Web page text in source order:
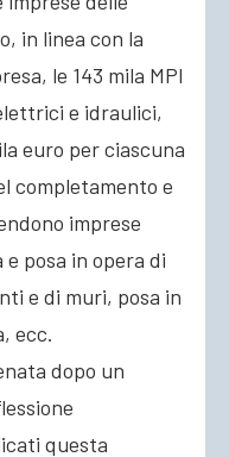
in linea con la
le 143 mila MPI
e idraulici,
euro per ciascuna
completamento e
imprese
posa in opera di
e di muri, posa in
ecc.
dopo un
questa